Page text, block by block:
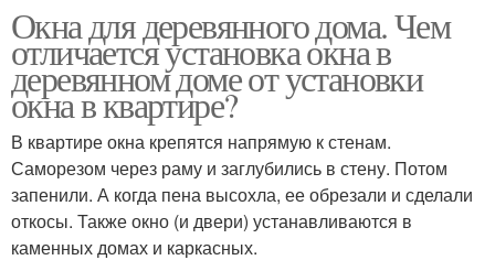
Окна для деревянного дома. Чем
отличается установка окна в
деревянном доме от установки
окна в квартире?
В квартире окна крепятся напрямую к стенам.
Саморезом через раму и заглубились в стену. Потом
запенили. А когда пена высохла, ее обрезали и сделали
откосы. Также окно (и двери) устанавливаются в
каменных домах и каркасных.